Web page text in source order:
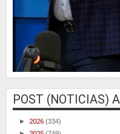
POST (NOTICIAS)
► 2026 (334)